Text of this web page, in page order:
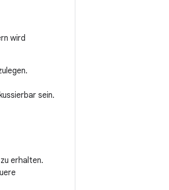
wird
sein.
erhalten.